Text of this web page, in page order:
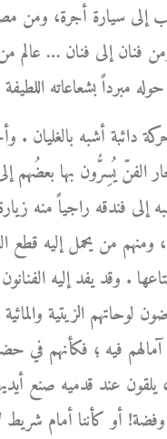
إلى سيارة أجرة، ومن
فنان إلى فنان … عالم
دائبة أشبه بالغليان .
يُسِرُّون بها بعضُهم
إلى فندقه راجياً منه
ومنهم من يحمل إليه قطع
. وقد يفد إليه
لوحاتهم الزيتية والمائية
آمالهم فيه ؛ فكأنهم في
يلقون عند قدميه صنع
وفضة! أو كأننا أمام شريط